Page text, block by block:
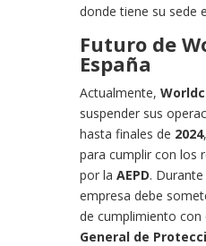
donde tiene su sede
Futuro de
España
Actualmente,
suspender sus
hasta finales de 2024
para cumplir con los
por la AEPD.
empresa debe
de cumplimiento con
General de